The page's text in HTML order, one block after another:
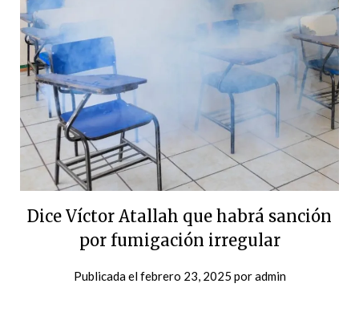
Dice Víctor Atallah que habrá sanción
por fumigación irregular
Publicada elfebrero 23, 2025 poradmin